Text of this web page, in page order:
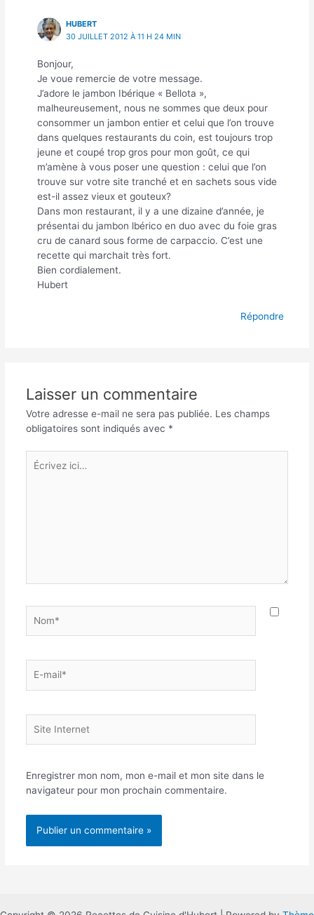
HUBERT
30 JUILLET 2012 À 11 H 24 MIN
Bonjour,
Je voue remercie de votre message.
J’adore le jambon Ibérique « Bellota »,
malheureusement, nous ne sommes que deux pour
consommer un jambon entier et celui que l’on trouve
dans quelques restaurants du coin, est toujours trop
jeune et coupé trop gros pour mon goût, ce qui
m’amène à vous poser une question : celui que l’on
trouve sur votre site tranché et en sachets sous vide
est-il assez vieux et gouteux?
Dans mon restaurant, il y a une dizaine d’année, je
présentai du jambon lbérico en duo avec du foie gras
cru de canard sous forme de carpaccio. C’est une
recette qui marchait très fort.
Bien cordialement.
Hubert
Répondre
Laisser un commentaire
Votre adresse e-mail ne sera pas publiée. Les champs
obligatoires sont indiqués avec *
Écrivez
ici…
mail*
Internet
Enregistrer mon nom, mon e-mail et mon site dans le
navigateur pour mon prochain commentaire.